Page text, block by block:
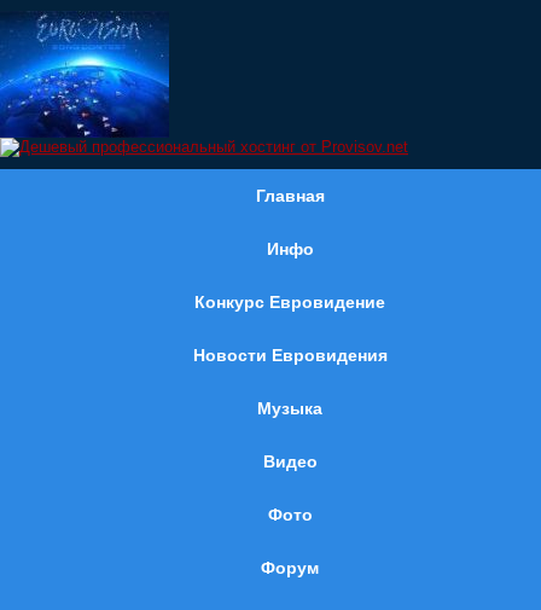
Главная
Инфо
Конкурс Евровидение
Новости Евровидения
Музыка
Видео
Фото
Форум